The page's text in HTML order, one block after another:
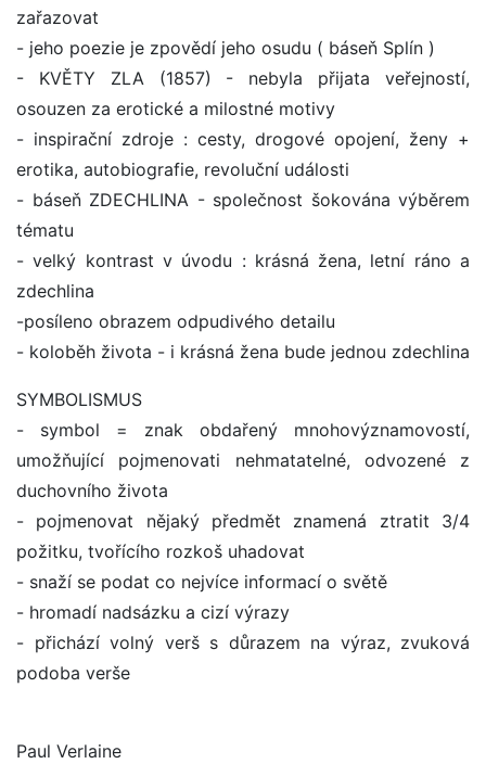
zařazovat
- jeho poezie je zpovědí jeho osudu ( báseň Splín )
- KVĚTY ZLA (1857) - nebyla přijata veřejností,
osouzen za erotické a milostné motivy
- inspirační zdroje : cesty, drogové opojení, ženy +
erotika, autobiografie, revoluční události
- báseň ZDECHLINA - společnost šokována výběrem
tématu
- velký kontrast v úvodu : krásná žena, letní ráno a
zdechlina
-posíleno obrazem odpudivého detailu
- koloběh života - i krásná žena bude jednou zdechlina
SYMBOLISMUS
- symbol = znak obdařený mnohovýznamovostí,
umožňující pojmenovati nehmatatelné, odvozené z
duchovního života
- pojmenovat nějaký předmět znamená ztratit 3/4
požitku, tvořícího rozkoš uhadovat
- snaží se podat co nejvíce informací o světě
- hromadí nadsázku a cizí výrazy
- přichází volný verš s důrazem na výraz, zvuková
podoba verše
Paul Verlaine